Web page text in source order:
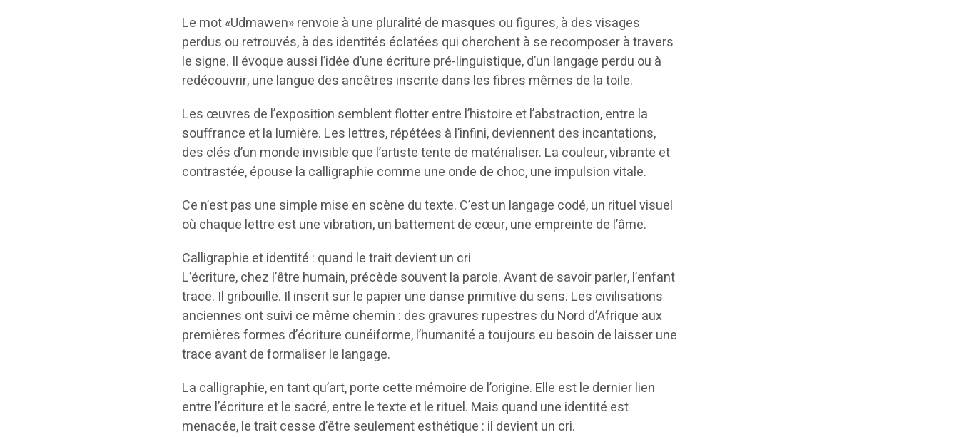
Le mot «Udmawen» renvoie à une pluralité de masques ou figures, à des visages
perdus ou retrouvés, à des identités éclatées qui cherchent à se recomposer à travers
le signe. Il évoque aussi l’idée d’une écriture pré-linguistique, d’un langage perdu ou à
redécouvrir, une langue des ancêtres inscrite dans les fibres mêmes de la toile.
Les œuvres de l’exposition semblent flotter entre l’histoire et l’abstraction, entre la
souffrance et la lumière. Les lettres, répétées à l’infini, deviennent des incantations,
des clés d’un monde invisible que l’artiste tente de matérialiser. La couleur, vibrante et
contrastée, épouse la calligraphie comme une onde de choc, une impulsion vitale.
Ce n’est pas une simple mise en scène du texte. C’est un langage codé, un rituel visuel
où chaque lettre est une vibration, un battement de cœur, une empreinte de l’âme.
Calligraphie et identité : quand le trait devient un cri
L’écriture, chez l’être humain, précède souvent la parole. Avant de savoir parler, l’enfant
trace. Il gribouille. Il inscrit sur le papier une danse primitive du sens. Les civilisations
anciennes ont suivi ce même chemin : des gravures rupestres du Nord d’Afrique aux
premières formes d’écriture cunéiforme, l’humanité a toujours eu besoin de laisser une
trace avant de formaliser le langage.
La calligraphie, en tant qu’art, porte cette mémoire de l’origine. Elle est le dernier lien
entre l’écriture et le sacré, entre le texte et le rituel. Mais quand une identité est
menacée, le trait cesse d’être seulement esthétique : il devient un cri.